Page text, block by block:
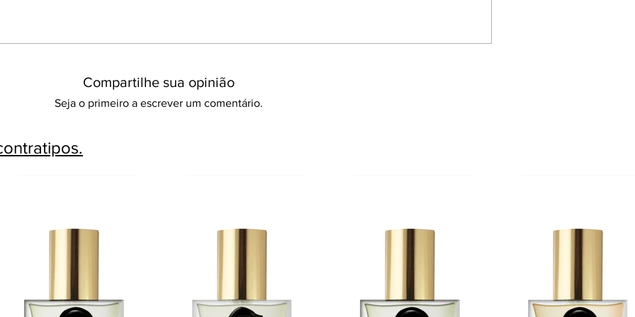
Compartilhe sua opinião
Seja o primeiro a escrever um comentário.